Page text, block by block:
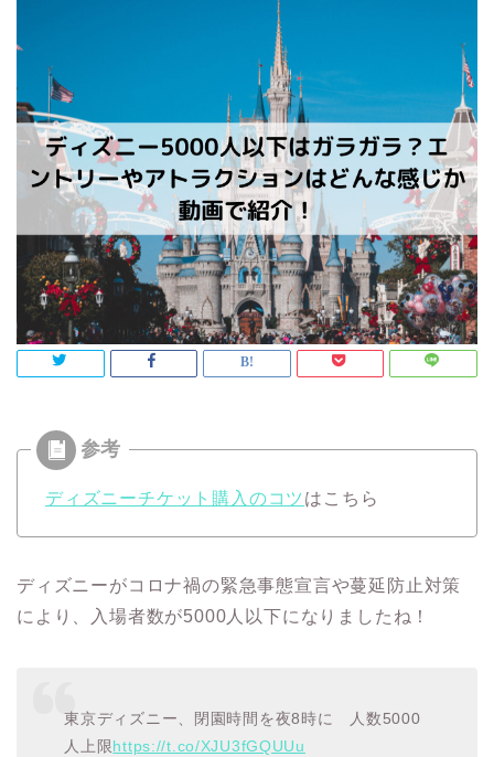
ディズニーチケット購入のコツはこちら
ディズニーがコロナ禍の緊急事態宣言や蔓延防止対策
により、入場者数が5000人以下になりましたね！
東京ディズニー、閉園時間を夜8時に 人数5000
人上限https://t.co/XJU3fGQUUu